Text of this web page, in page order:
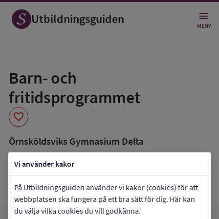
Vi använder kakor
På Utbildningsguiden använder vi kakor (cookies) för att
webbplatsen ska fungera på ett bra sätt för dig. Här kan
du välja vilka cookies du vill godkänna.
Utbildningsguiden MENY
Barn- och
fritidsprogrammet
favorite
som
favorit
Örnsköldsviks Gymnasium Delta
book_5 Inriktning som finns tillgänglig
Fritid och hälsa
Pedagogiskt och socialt arbete